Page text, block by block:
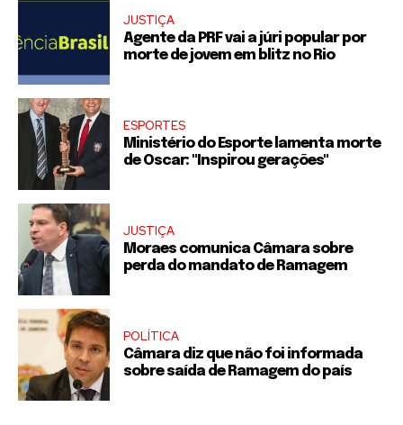
JUSTIÇA
Agente da PRF vai a júri popular por
morte de jovem em blitz no Rio
ESPORTES
Ministério do Esporte lamenta morte
de Oscar: "Inspirou gerações"
JUSTIÇA
Moraes comunica Câmara sobre
perda do mandato de Ramagem
POLÍTICA
Câmara diz que não foi informada
sobre saída de Ramagem do país